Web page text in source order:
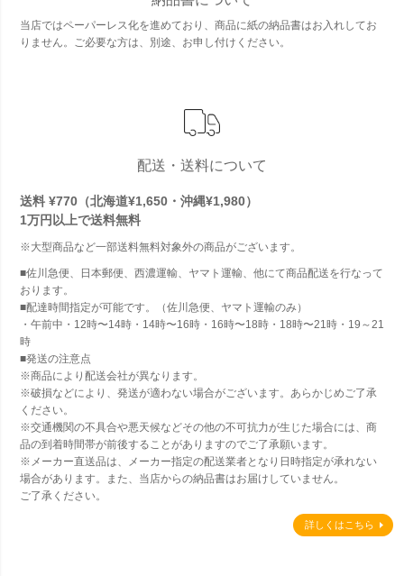
当店ではペーパーレス化を進めており、商品に紙の納品書はお入れしてお
りません。ご必要な方は、別途、お申し付けください。
配送・送料について
送料 ¥770（北海道¥1,650・沖縄¥1,980）
1万円以上で送料無料
※大型商品など一部送料無料対象外の商品がございます。
■佐川急便、日本郵便、西濃運輸、ヤマト運輸、他にて商品配送を行なって
おります。
■配達時間指定が可能です。（佐川急便、ヤマト運輸のみ）
・午前中・12時〜14時・14時〜16時・16時〜18時・18時〜21時・19～21
時
■発送の注意点
※商品により配送会社が異なります。
※破損などにより、発送が適わない場合がございます。あらかじめご了承
ください。
※交通機関の不具合や悪天候などその他の不可抗力が生じた場合には、商
品の到着時間帯が前後することがありますのでご了承願います。
※メーカー直送品は、メーカー指定の配送業者となり日時指定が承れない
場合があります。また、当店からの納品書はお届けしていません。
ご了承ください。
詳しくはこちら